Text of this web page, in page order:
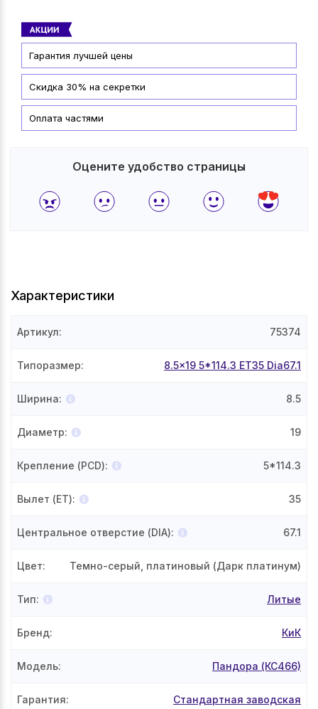
Гарантия лучшей цены
Скидка 30% на секретки
Оплата частями
Оцените удобство страницы
Характеристики
Артикул: 75374
Типоразмер: 8.5x19 5*114.3 ET35 Dia67.1
Ширина: 8.5
Диаметр: 19
Крепление (PCD): 5*114.3
Вылет (ET): 35
Центральное отверстие (DIA): 67.1
Цвет: Темно-серый, платиновый (Дарк платинум)
Тип: Литые
Бренд: КиК
Модель: Пандора (КС466)
Гарантия: Стандартная заводская